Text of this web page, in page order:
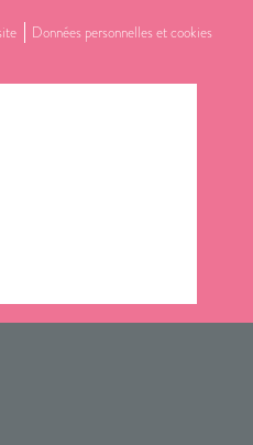
Données personnelles et cookies